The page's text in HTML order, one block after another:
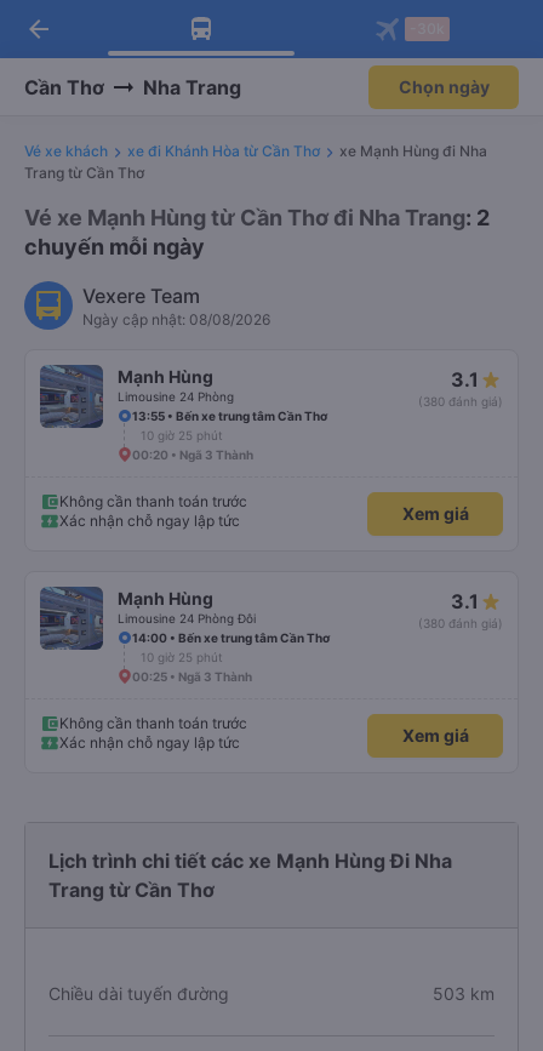
Tải app Vexere ngay!
Nhận ưu đãi thành viên độc
Mở app
Tải app Vexere
-30k/ghế khi đặt vé máy bay qua
Mở app
arrow_back
Cần Thơ Nha Trang Chọn ngày
Vé xe khách xe đi Khánh Hòa từ Cần Thơ
xe Mạnh Hùng đi Nha
Trang từ Cần Thơ
Vé xe Mạnh Hùng từ Cần Thơ đi Nha Trang: 2
chuyến mỗi ngày
Vexere Team
Ngày cập nhật: 08/08/2026
Mạnh Hùng
Limousine 24 Phòng
3.1
(380 đánh giá)
13:55 • Bến xe trung tâm Cần Thơ
10 giờ 25 phút
00:20 • Ngã 3 Thành
Không cần thanh toán trước
Xác nhận chỗ ngay lập tức
Xem giá
Mạnh Hùng
Limousine 24 Phòng Đôi
3.1
(380 đánh giá)
14:00 • Bến xe trung tâm Cần Thơ
10 giờ 25 phút
00:25 • Ngã 3 Thành
Không cần thanh toán trước
Xác nhận chỗ ngay lập tức
Xem giá
Lịch trình chi tiết các xe Mạnh Hùng Đi Nha
Trang từ Cần Thơ
Chiều dài tuyến đường 503 km